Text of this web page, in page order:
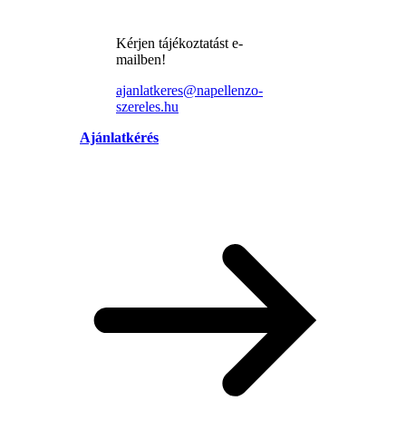
Kérjen tájékoztatást e-
mailben!
ajanlatkeres@napellenzo-
szereles.hu
Ajánlatkérés